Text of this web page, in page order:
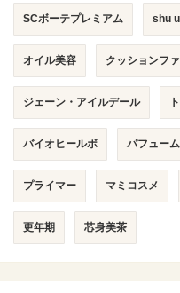
SCボーテプレミアム shu
オイル美容 クッションフ
ジェーン・アイルデール
バイオヒールボ パフューム
プライマー マミコスメ
更年期 芯身美茶